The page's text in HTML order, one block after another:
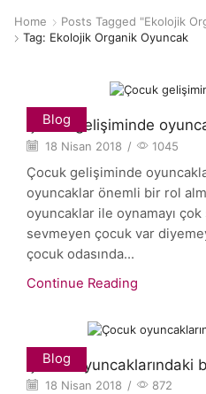
Home
Posts Tagged "Ekolojik
Tag: Ekolojik Organik Oyuncak
Blog
Çocuk gelişiminde
18 Nisan 2018 / 1045
Çocuk gelişiminde
oyuncaklar önemli bir rol
oyuncaklar ile oynamayı
sevmeyen çocuk var
çocuk odasında...
Continue Reading
Blog
Çocuk oyuncaklarındaki
18 Nisan 2018 / 872